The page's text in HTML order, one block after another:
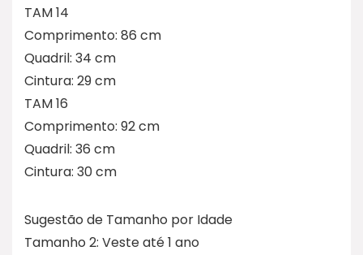
TAM 14
Comprimento: 86 cm
Quadril: 34 cm
Cintura: 29 cm
TAM 16
Comprimento: 92 cm
Quadril: 36 cm
Cintura: 30 cm
Sugestão de Tamanho por Idade
Tamanho 2: Veste até 1 ano